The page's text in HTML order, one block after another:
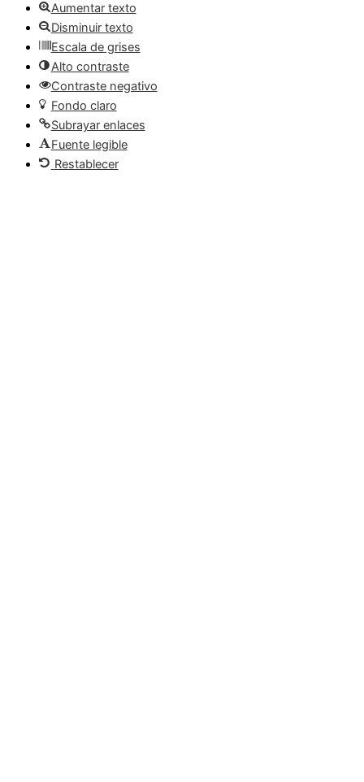
Aumentar texto
Disminuir texto
Escala de grises
Alto contraste
Contraste negativo
Fondo claro
Subrayar enlaces
Fuente legible
Restablecer